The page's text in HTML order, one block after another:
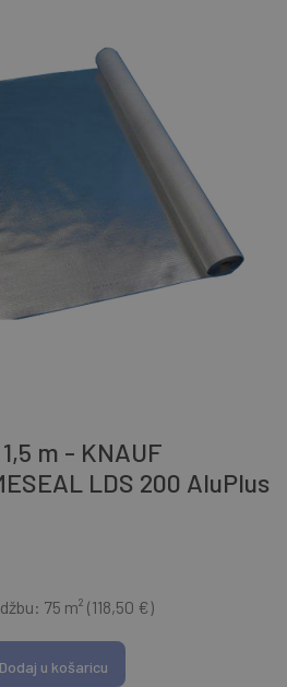
m - KNAUF
LDS 200 AluPlus
75 m² (118,50 €)
Dodaj u košaricu